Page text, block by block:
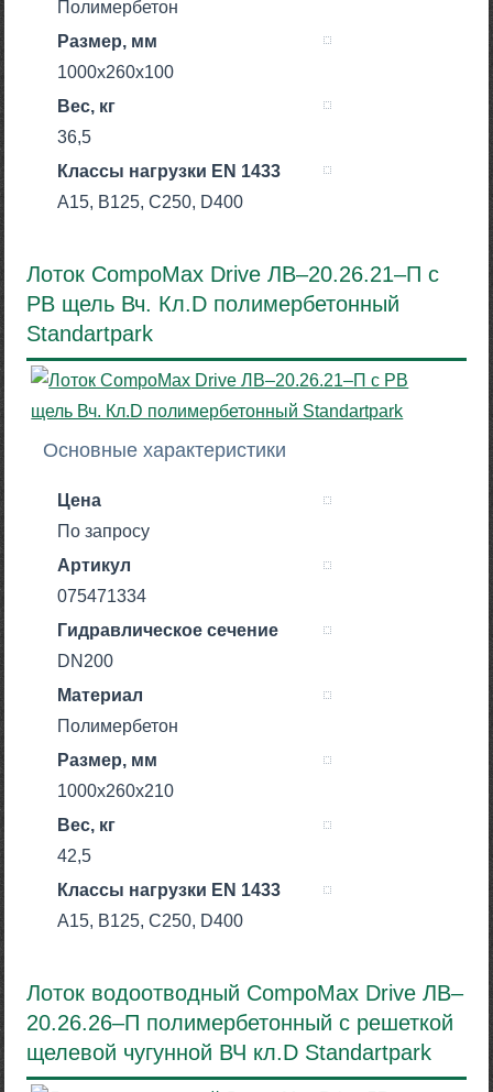
Полимербетон
Размер, мм
1000х260х100
Вес, кг
36,5
Класcы нагрузки EN 1433
A15, B125, C250, D400
Лоток CompoMax Drive ЛВ–20.26.21–П с
РВ щель Вч. Кл.D полимербетонный
Standartpark
Основные характеристики
Цена
По запросу
Артикул
075471334
Гидравлическое сечение
DN200
Материал
Полимербетон
Размер, мм
1000х260х210
Вес, кг
42,5
Класcы нагрузки EN 1433
A15, B125, C250, D400
Лоток водоотводный CompoMax Drive ЛВ–
20.26.26–П полимербетонный с решеткой
щелевой чугунной ВЧ кл.D Standartpark